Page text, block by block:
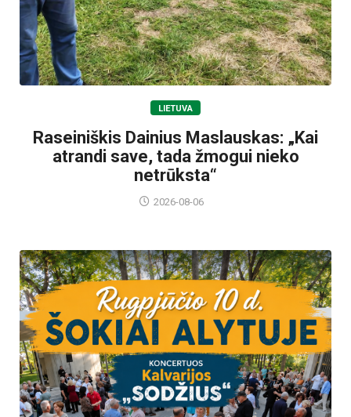
LIETUVA
Raseiniškis Dainius Maslauskas: „Kai
atrandi save, tada žmogui nieko
netrūksta“
2026-08-06